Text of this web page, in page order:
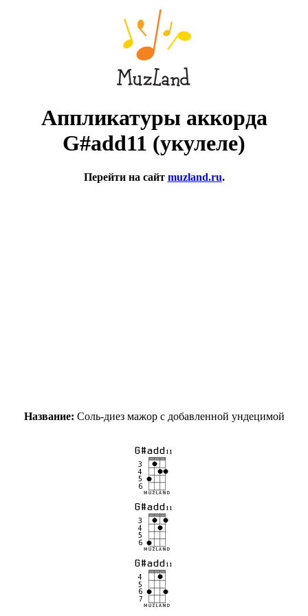
Аппликатуры аккорда
G#add11 (укулеле)
Перейти на сайт muzland.ru.
Название: Соль-диез мажор с добавленной ундецимой